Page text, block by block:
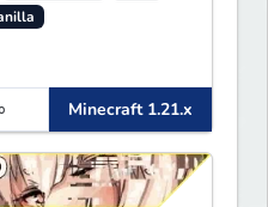
Minecraft 1.21.x